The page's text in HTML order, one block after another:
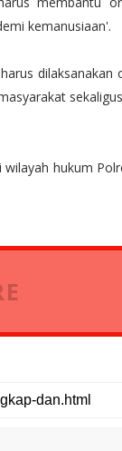
kemanusiaan'.
dilaksanakan
hukum